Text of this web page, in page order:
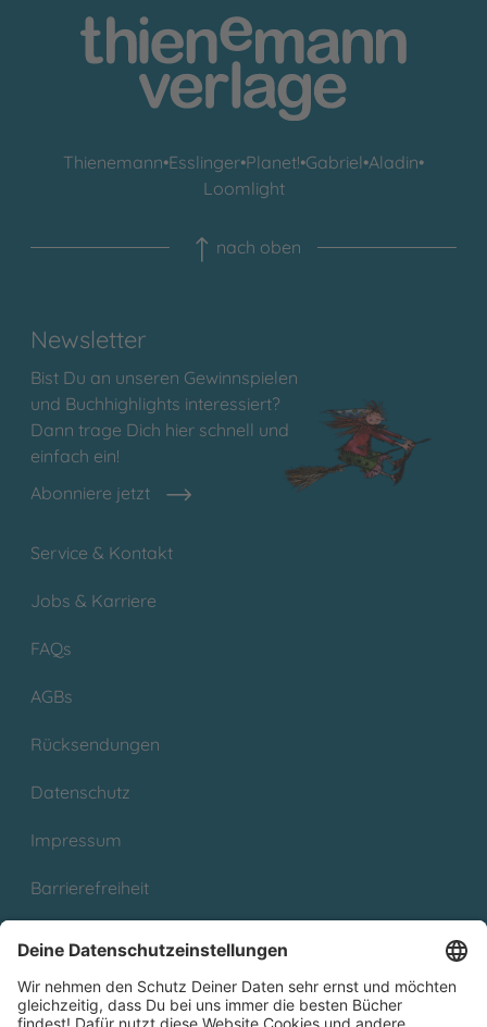
Thienemann•Esslinger•Planet!•Gabriel•Aladin•
Loomlight
nach oben
Newsletter
Bist Du an unseren Gewinnspielen
und Buchhighlights interessiert?
Dann trage Dich hier schnell und
einfach ein!
Abonniere jetzt
Service & Kontakt
Jobs & Karriere
FAQs
AGBs
Rücksendungen
Datenschutz
Impressum
Barrierefreiheit
Partnerprogramm (Affiliate)